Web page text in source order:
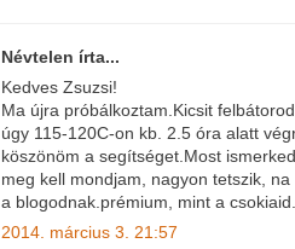
Névtelen írta...
Kedves Zsuzsi!
Ma újra próbálkoztam.Kicsit
úgy 115-120C-on kb. 2.5 óra alatt
köszönöm a segítséget.Most
meg kell mondjam, nagyon tetszik,
a blogodnak.prémium, mint a
2014. március 3. 21:57